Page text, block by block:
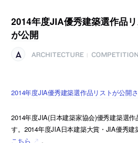
2014年度JIA優秀建築選作品
が公開
ARCHITECTURE COMPETITION
2014年度JIA優秀建築選作品リストが公開
2014年度JIA(日本建築家協会)優秀建築選
す。2014年度JIA日本建築大賞・JIA優秀
こちら
。